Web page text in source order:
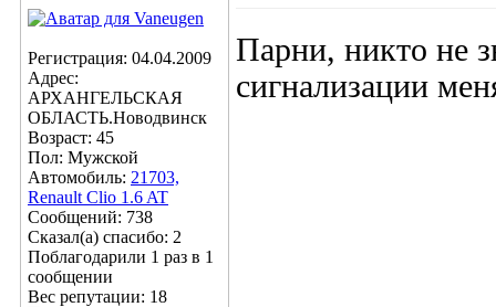
Регистрация: 04.04.2009
Адрес:
АРХАНГЕЛЬСКАЯ
ОБЛАСТЬ.Новодвинск
Возраст: 45
Пол: Мужской
Автомобиль: 21703,
Renault Clio 1.6 AT
Сообщений: 738
Сказал(а) спасибо: 2
Поблагодарили 1 раз в 1
сообщении
Вес репутации: 18
Парни, никто не
сигнализации